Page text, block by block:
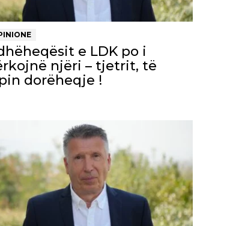
e LDK po i
njëri – tjetrit, të
dorëheqje !